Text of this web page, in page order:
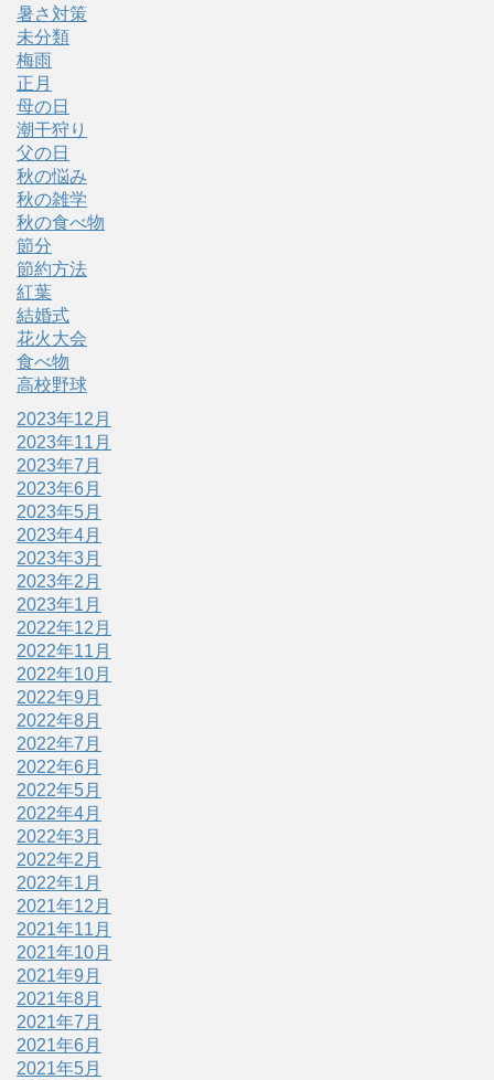
暑さ対策
未分類
梅雨
正月
母の日
潮干狩り
父の日
秋の悩み
秋の雑学
秋の食べ物
節分
節約方法
紅葉
結婚式
花火大会
食べ物
高校野球
2023年12月
2023年11月
2023年7月
2023年6月
2023年5月
2023年4月
2023年3月
2023年2月
2023年1月
2022年12月
2022年11月
2022年10月
2022年9月
2022年8月
2022年7月
2022年6月
2022年5月
2022年4月
2022年3月
2022年2月
2022年1月
2021年12月
2021年11月
2021年10月
2021年9月
2021年8月
2021年7月
2021年6月
2021年5月